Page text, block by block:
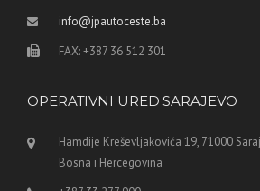
info@jpautoceste.ba
FAX: +387 36 512 301
OPERATIVNI URED SARAJEVO
Hamdije Kreševljakovića 19, 71000
Bosna i Hercegovina